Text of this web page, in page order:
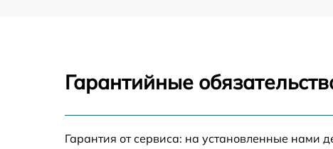
Замена термопасты
Замена системы охлаждения
Гарантийные
Гарантия от сервиса: на установленные нами